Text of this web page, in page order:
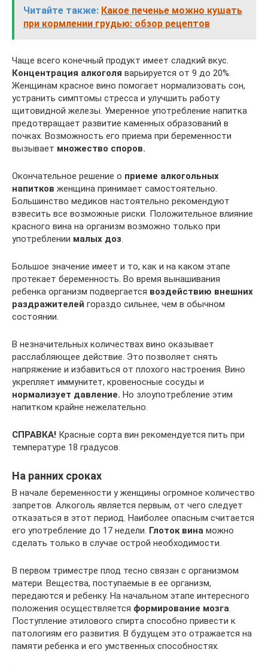
Читайте также: Какое печенье можно кушать
при кормлении грудью: обзор рецептов
Чаще всего конечный продукт имеет сладкий вкус.
Концентрация алкоголя варьируется от 9 до 20%.
Женщинам красное вино помогает нормализовать сон,
устранить симптомы стресса и улучшить работу
щитовидной железы. Умеренное употребление напитка
предотвращает развитие каменных образований в
почках. Возможность его приема при беременности
вызывает множество споров.
Окончательное решение о приеме алкогольных
напитков женщина принимает самостоятельно.
Большинство медиков настоятельно рекомендуют
взвесить все возможные риски. Положительное влияние
красного вина на организм возможно только при
употреблении малых доз.
Большое значение имеет и то, как и на каком этапе
протекает беременность. Во время вынашивания
ребенка организм подвергается воздействию внешних
раздражителей гораздо сильнее, чем в обычном
состоянии.
В незначительных количествах вино оказывает
расслабляющее действие. Это позволяет снять
напряжение и избавиться от плохого настроения. Вино
укрепляет иммунитет, кровеносные сосуды и
нормализует давление. Но злоупотребление этим
напитком крайне нежелательно.
СПРАВКА! Красные сорта вин рекомендуется пить при
температуре 18 градусов.
На ранних сроках
В начале беременности у женщины огромное количество
запретов. Алкоголь является первым, от чего следует
отказаться в этот период. Наиболее опасным считается
его употребление до 17 недели. Глоток вина можно
сделать только в случае острой необходимости.
В первом триместре плод тесно связан с организмом
матери. Вещества, поступаемые в ее организм,
передаются и ребенку. На начальном этапе интересного
положения осуществляется формирование мозга.
Поступление этилового спирта способно привести к
патологиям его развития. В будущем это отражается на
памяти ребенка и его умственных способностях.